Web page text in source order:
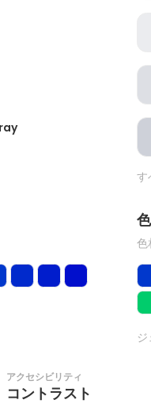
す
色
アクセシビリティ
コントラスト